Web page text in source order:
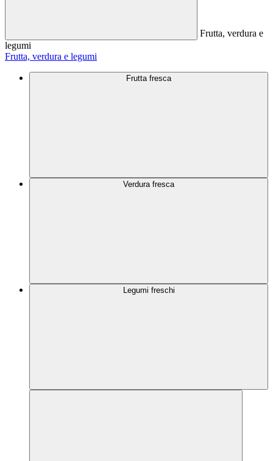
Frutta, verdura e
legumi
Frutta, verdura e legumi
Frutta fresca
Verdura fresca
Legumi freschi